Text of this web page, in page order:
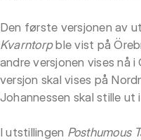
Den første versjonen av
Kvarntorpble vist på
andre versjonen vises nå
versjon skal vises på
Johannessen skal stille ut
I utstillingen Posthumous